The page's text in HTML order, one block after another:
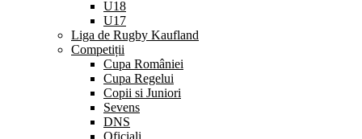
U18
U17
Liga de Rugby Kaufland
Competiții
Cupa României
Cupa Regelui
Copii si Juniori
Sevens
DNS